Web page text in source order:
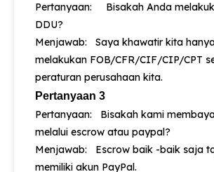
Pertanyaan: Bisakah Anda
DDU?
Menjawab: Saya khawatir kita
melakukan FOB/CFR/CIF/CIP/CPT
peraturan perusahaan kita.
Pertanyaan 3
Pertanyaan: Bisakah kami
melalui escrow atau paypal?
Menjawab: Escrow baik -baik saja
memiliki akun PayPal.